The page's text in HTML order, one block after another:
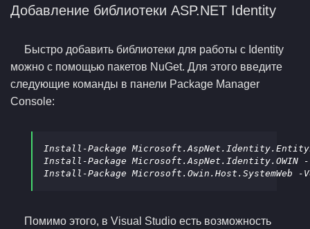
Добавление библиотеки ASP.NET Identity
Быстро добавить библиотеки для работы с Identity
можно с помощью пакетов NuGet. Для этого введите
следующие команды в панели Package Manager
Console:
Install-Package
Install-Package Microsoft.AspNet.Identity.OWIN
Помимо этого, в Visual Studio есть возможность